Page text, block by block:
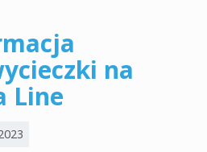
na
Line